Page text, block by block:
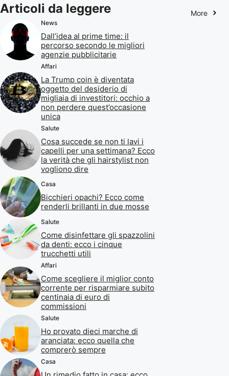
Articoli da leggere More
News
Dall’idea al prime time: il
percorso secondo le migliori
agenzie pubblicitarie
Affari
La Trump coin è diventata
oggetto del desiderio di
migliaia di investitori: occhio a
non perdere quest’occasione
unica
Salute
Cosa succede se non ti lavi i
capelli per una settimana? Ecco
la verità che gli hairstylist non
vogliono dire
Casa
Bicchieri opachi? Ecco come
renderli brillanti in due mosse
Salute
Come disinfettare gli spazzolini
da denti: ecco i cinque
trucchetti utili
Affari
Come scegliere il miglior conto
corrente per risparmiare subito
centinaia di euro di
commissioni
Salute
Ho provato dieci marche di
aranciata: ecco quella che
comprerò sempre
Casa